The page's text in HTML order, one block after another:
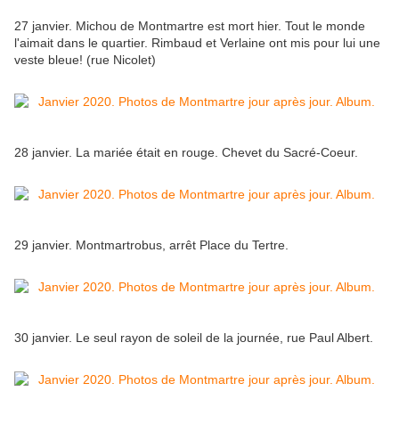
27 janvier. Michou de Montmartre est mort hier. Tout le monde
l'aimait dans le quartier. Rimbaud et Verlaine ont mis pour lui une
veste bleue! (rue Nicolet)
28 janvier. La mariée était en rouge. Chevet du Sacré-Coeur.
29 janvier. Montmartrobus, arrêt Place du Tertre.
30 janvier. Le seul rayon de soleil de la journée, rue Paul Albert.